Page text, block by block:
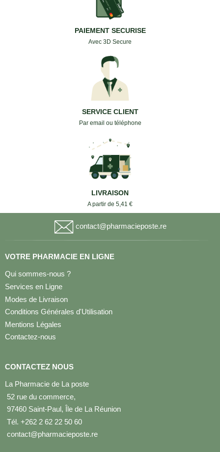
PAIEMENT SECURISE
Avec 3D Secure
SERVICE CLIENT
Par email ou téléphone
LIVRAISON
A partir de 5,41 €
contact@pharmacieposte.re
VOTRE PHARMACIE EN LIGNE
Qui sommes-nous ?
Services en Ligne
Modes de Livraison
Conditions Générales d'Utilisation
Mentions Légales
Contactez-nous
CONTACTEZ NOUS
La Pharmacie de La poste
52 rue du commerce,
97460 Saint-Paul, Île de La Réunion
Tél. +262 2 62 22 50 60
contact@pharmacieposte.re